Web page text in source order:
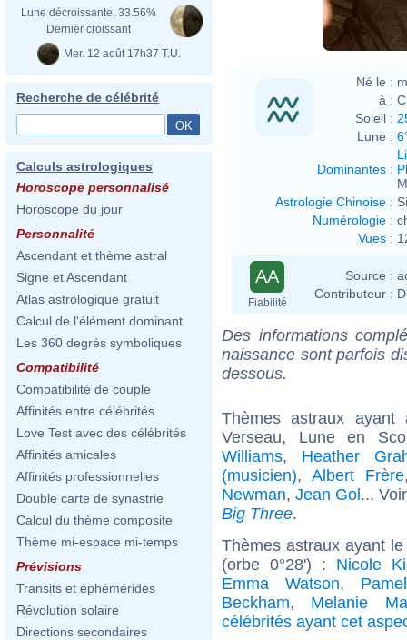
Lune décroissante, 33.56%
Dernier croissant
Mer. 12 août 17h37 T.U.
Recherche de célébrité
Calculs astrologiques
Horoscope personnalisé
Horoscope du jour
Personnalité
Ascendant et thème astral
Signe et Ascendant
Atlas astrologique gratuit
Calcul de l'élément dominant
Les 360 degrés symboliques
Compatibilité
Compatibilité de couple
Affinités entre célébrités
Love Test avec des célébrités
Affinités amicales
Affinités professionnelles
Double carte de synastrie
Calcul du thème composite
Thème mi-espace mi-temps
Prévisions
Transits et éphémérides
Révolution solaire
Directions secondaires
Né le :
à :
Soleil :
Lune :
Dominantes :
Astrologie Chinoise :
Numérologie :
Vues :
AA
Fiabilité
Source :
Contributeur :
Des informations
naissance sont parfois
dessous.
Thèmes astraux
Verseau, Lune en
Williams, Heather
(musicien), Albert Frère
Newman, Jean Gol...
Big Three.
Thèmes astraux ayant
(orbe 0°28') : Nicole
Emma Watson,
Beckham, Melanie
célébrités ayant cet